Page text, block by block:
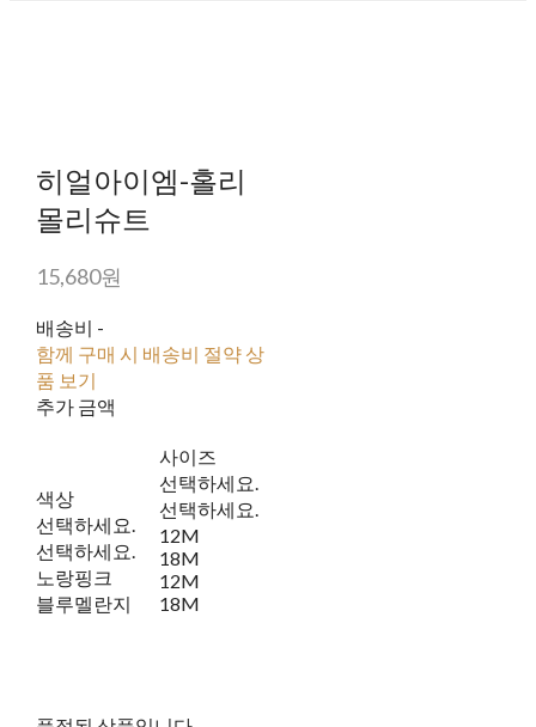
히얼아이엠-홀리
몰리슈트
15,680원
배송비 -
함께 구매 시 배송비 절약 상
품 보기
추가 금액
색상
선택하세요.
선택하세요.
노랑핑크
블루멜란지
사이즈
선택하세요.
선택하세요.
12M
18M
12M
18M